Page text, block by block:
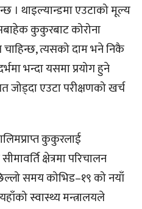
। थाइल्यान्डमा एउटाको मूल्य
कुकुरबाट कोरोना
त्यसको दाम भने निकै
भन्दा यसमा प्रयोग हुने
एउटा परीक्षणको खर्च
कुकुरलाई
क्षेत्रमा परिचालन
समय कोभिड–१९ को नयाँ
स्वास्थ्य मन्त्रालयले